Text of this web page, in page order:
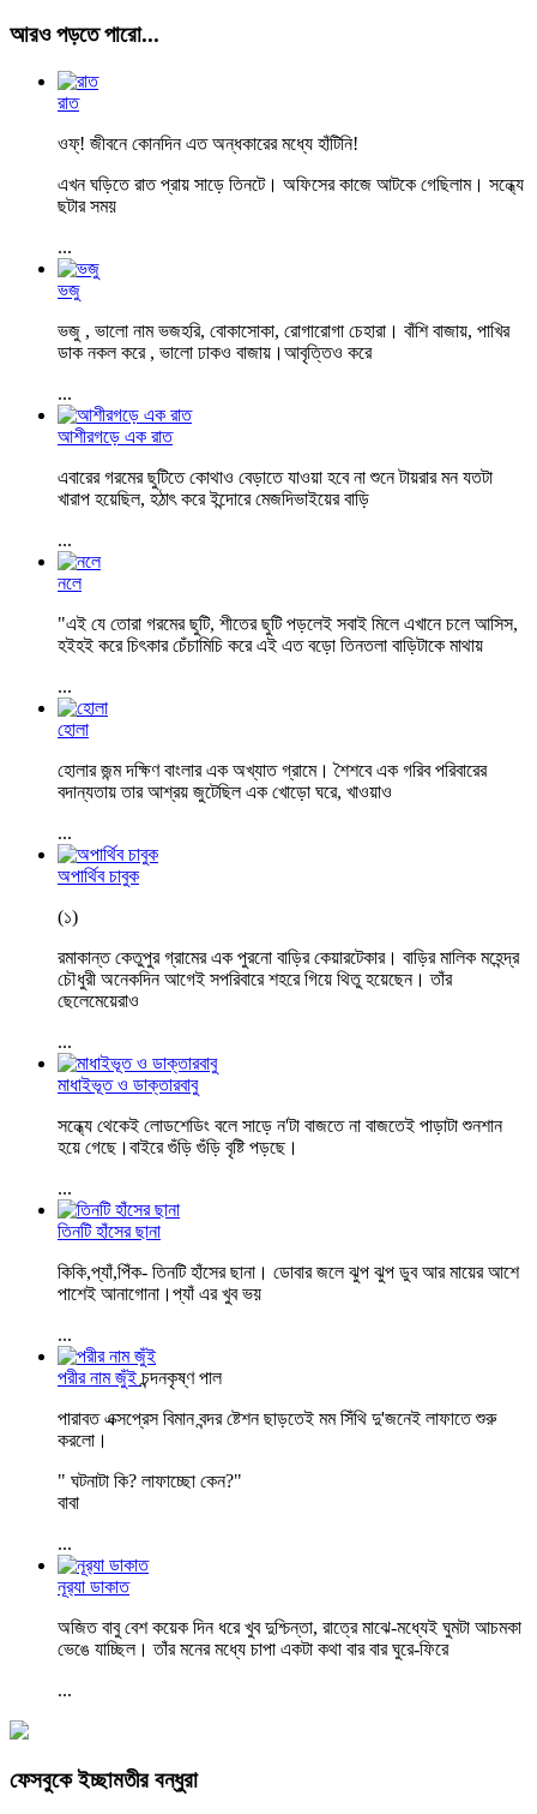
আরও পড়তে পারো...
রাত
ওফ্‌! জীবনে কোনদিন এত অন্ধকারের মধ্যে হাঁটিনি!
এখন ঘড়িতে রাত প্রায় সাড়ে তিনটে। অফিসের কাজে আটকে গেছিলাম। সন্ধ্যে
ছটার সময়
...
ভজু
ভজু , ভালো নাম ভজহরি, বোকাসোকা, রোগারোগা চেহারা। বাঁশি বাজায়, পাখির
ডাক নকল করে , ভালো ঢাকও বাজায়।আবৃত্তিও করে
...
আশীরগড়ে এক রাত
এবারের গরমের ছুটিতে কোথাও বেড়াতে যাওয়া হবে না শুনে টায়রার মন যতটা
খারাপ হয়েছিল, হঠাৎ করে ইন্দোরে মেজদিভাইয়ের বাড়ি
...
নলে
"এই যে তোরা গরমের ছুটি, শীতের ছুটি পড়লেই সবাই মিলে এখানে চলে আসিস,
হইহই করে চিৎকার চেঁচামিচি করে এই এত বড়ো তিনতলা বাড়িটাকে মাথায়
...
হোলা
হোলার জন্ম দক্ষিণ বাংলার এক অখ্যাত গ্রামে। শৈশবে এক গরিব পরিবারের
বদান্যতায় তার আশ্রয় জুটেছিল এক খোড়ো ঘরে, খাওয়াও
...
অপার্থিব চাবুক
(১)
রমাকান্ত কেতুপুর গ্রামের এক পুরনো বাড়ির কেয়ারটেকার। বাড়ির মালিক মহেন্দ্র
চৌধুরী অনেকদিন আগেই সপরিবারে শহরে গিয়ে থিতু হয়েছেন। তাঁর
ছেলেমেয়েরাও
...
মাধাইভূত ও ডাক্তারবাবু
সন্ধ্যে থেকেই লোডশেডিং বলে সাড়ে ন'টা বাজতে না বাজতেই পাড়াটা শুনশান
হয়ে গেছে।বাইরে গুঁড়ি গুঁড়ি বৃষ্টি পড়ছে।
...
তিনটি হাঁসের ছানা
কিকি,প্যাঁ,পিঁক- তিনটি হাঁসের ছানা। ডোবার জলে ঝুপ ঝুপ ডুব আর মায়ের আশে
পাশেই আনাগোনা।প্যাঁ এর খুব ভয়
...
পরীর নাম জুঁই চন্দনকৃষ্ণ পাল
পারাবত এক্সপ্রেস বিমান বন্দর ষ্টেশন ছাড়তেই মম সিঁথি দু'জনেই লাফাতে শুরু
করলো।
" ঘটনাটা কি? লাফাচ্ছো কেন?"
বাবা
...
নূর‍্যা ডাকাত
অজিত বাবু বেশ কয়েক দিন ধরে খুব দুশ্চিন্তা, রাত্রে মাঝে-মধ্যেই ঘুমটা আচমকা
ভেঙে যাচ্ছিল। তাঁর মনের মধ্যে চাপা একটা কথা বার বার ঘুরে-ফিরে
...
ফেসবুকে ইচ্ছামতীর বন্ধুরা